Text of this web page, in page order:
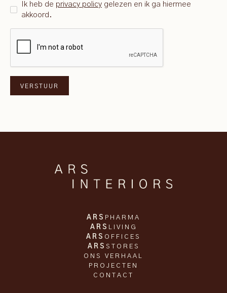
Ik heb de privacy policy gelezen en ik ga hiermee
akkoord.
ARS PHARMA
ARS LIVING
ARS OFFICES
ARS STORES
ONS VERHAAL
PROJECTEN
CONTACT